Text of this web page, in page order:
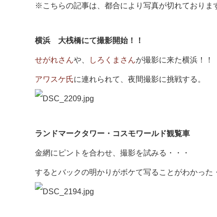
※こちらの記事は、都合により写真が切れておりま
横浜 大桟橋にて撮影開始！！
せがれさんや、 しろくまさんが撮影に来た横浜！！
アワスケ氏に連れられて、夜間撮影に挑戦する。
ランドマークタワー・コスモワールド観覧車
金網にピントを合わせ、撮影を試みる・・・
するとバックの明かりがボケて写ることがわかった